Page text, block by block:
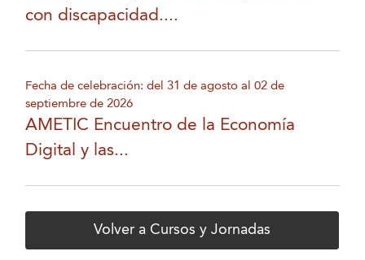
con discapacidad....
Fecha de celebración: del 31 de agosto al 02 de
septiembre de 2026
AMETIC Encuentro de la Economía
Digital y las...
Volver a Cursos y Jornadas